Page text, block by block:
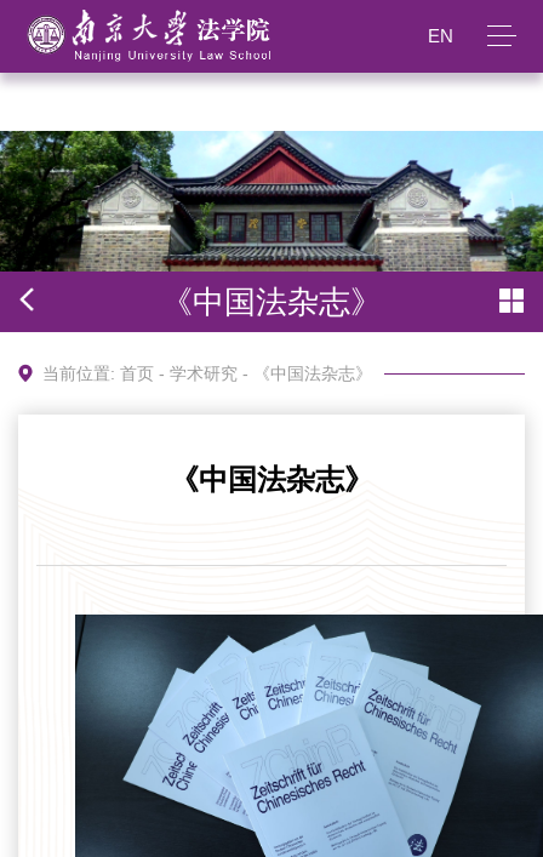
365英国上市公司(集团)官方网站-Global
Platform
EN
《中国法杂志》
当前位置: 首页 - 学术研究 - 《中国法杂志》
《中国法杂志》